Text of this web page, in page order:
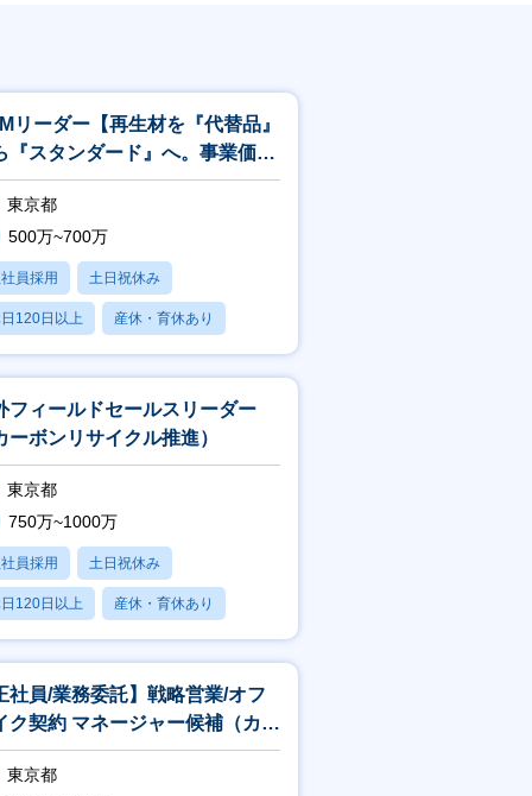
リーダー【再生材を『代替品』
『スタンダード』へ。事業価値
大化するSCMの司令塔】
東京都
500万~700万
員採用 土日祝休み
120日以上 産休・育休あり
不問
フィールドセールスリーダー
ーボンリサイクル推進）
東京都
750万~1000万
員採用 土日祝休み
120日以上 産休・育休あり
不問
社員/業務委託】戦略営業/オフ
ク契約 マネージャー候補（カー
リサイクル推進）
東京都